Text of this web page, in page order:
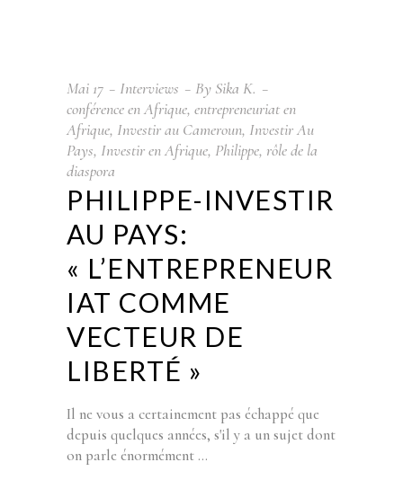
Mai 17 Interviews By Sika K.
conférence en Afrique, entrepreneuriat en
Afrique, Investir au Cameroun, Investir Au
Pays, Investir en Afrique, Philippe, rôle de la
diaspora
PHILIPPE-INVESTIR
AU PAYS:
« L’ENTREPRENEUR
IAT COMME
VECTEUR DE
LIBERTÉ »
Il ne vous a certainement pas échappé que
depuis quelques années, s'il y a un sujet dont
on parle énormément